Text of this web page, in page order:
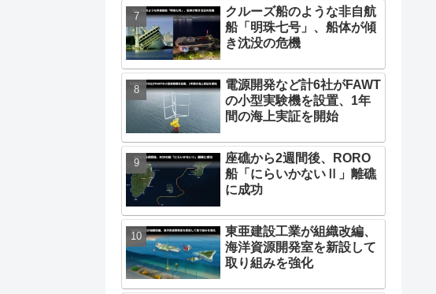
クルーズ船のような非自航
船「明珠七号」、船体が傾
き沈没の危機
電源開発など計6社がFAWT
の小型実験機を設置、1年
間の海上実証を開始
座礁から2週間後、RORO
船「にらいかないⅡ」離礁
に成功
東亜建設工業が組織改編、
海洋資源開発室を新設して
取り組みを強化